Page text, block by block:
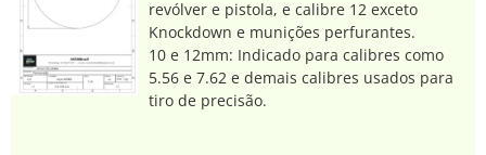
revólver e pistola, e calibre 12 exceto
Knockdown e munições perfurantes.
10 e 12mm: Indicado para calibres como
5.56 e 7.62 e demais calibres usados para
tiro de precisão.